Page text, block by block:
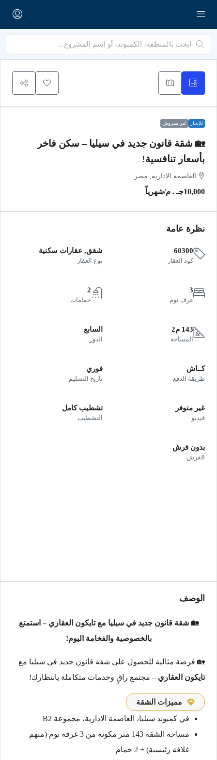
للإيجار غير مفروش
🏡 شقة قانون جديد في سيليا – سكن فاخر
بأسعار تنافسية!
العاصمة الإدارية, مصر
10,000جـ . م /شهرياً
نظرة عامة
60300
كود العقار
شقق, عقارات سكنية
نوع العقار
3
غرف نوم
2
حمامات
143 م2
المساحة
السابع
الدور
كــاش
طريقة الدفع
فوري
تاريخ التسليم
غير متوفر
فيديو
تشطيب كامل
التشطيب
بدون فرش
الفرش
الوصف
🏡 شقة قانون جديد في سيليا مع تايكون العقاري – استمتع
بالخصوصية والفخامة اليوم!
🏡 فرصة مثالية للحصول على شقة قانون جديد في سيليا مع
تايكون العقاري – مجتمع راقٍ وخدمات متكاملة بانتظارك!
مميزات الشقة
في كمبوند سيليا، العاصمة الادارية، مجموعة B2
مساحة الشقة 143 متر مكونة من 3 غرفة نوم (منهم
غلافة رئيسية) + 2 حمام